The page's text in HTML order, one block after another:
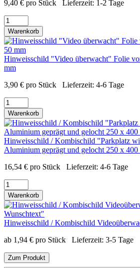
9,40 € pro Stück Lieferzeit: 1-2 Tage
Warenkorb
Hinweisschild "Video überwacht" Folie
mm
3,90 € pro Stück Lieferzeit: 4-6 Tage
Warenkorb
Hinweisschild / Kombischild "Parkplatz
Aluminium geprägt und gelocht 250 x 400
16,54 € pro Stück Lieferzeit: 4-6 Tage
Warenkorb
Hinweisschild / Kombischild
ab 1,94 € pro Stück Lieferzeit: 3-5 Tage
Zum Produkt